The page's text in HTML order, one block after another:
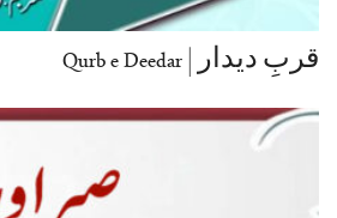
قربِ دیدار | Qurb e Deedar